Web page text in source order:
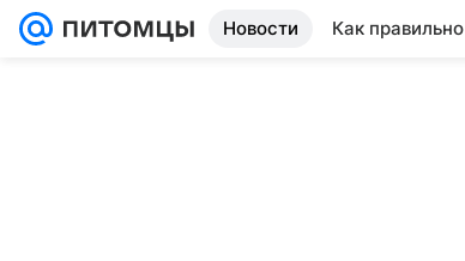
Новости Как правильно